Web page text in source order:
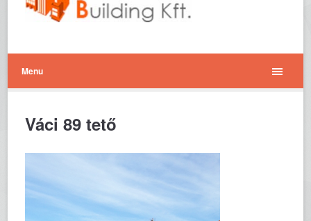
Menu
Váci 89 tető